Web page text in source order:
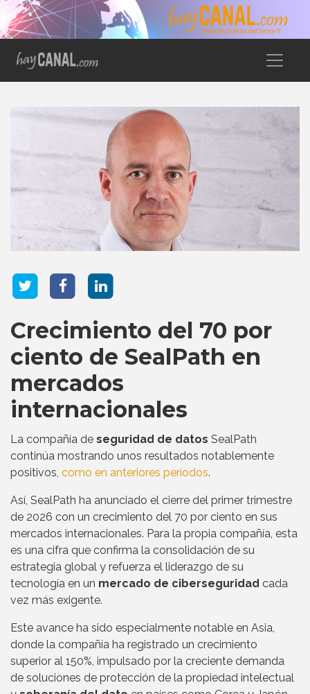
Crecimiento del 70 por
ciento de SealPath en
mercados
internacionales
La compañía de seguridad de datos SealPath
continúa mostrando unos resultados notablemente
positivos, como en anteriores períodos.
Así, SealPath ha anunciado el cierre del primer trimestre
de 2026 con un crecimiento del 70 por ciento en sus
mercados internacionales. Para la propia compañía, esta
es una cifra que confirma la consolidación de su
estrategia global y refuerza el liderazgo de su
tecnología en un mercado de ciberseguridad cada
vez más exigente.
Este avance ha sido especialmente notable en Asia,
donde la compañía ha registrado un crecimiento
superior al 150%, impulsado por la creciente demanda
de soluciones de protección de la propiedad intelectual